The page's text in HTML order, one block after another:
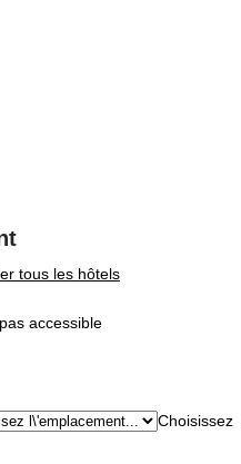
tous les hôtels
accessible
Choisissez